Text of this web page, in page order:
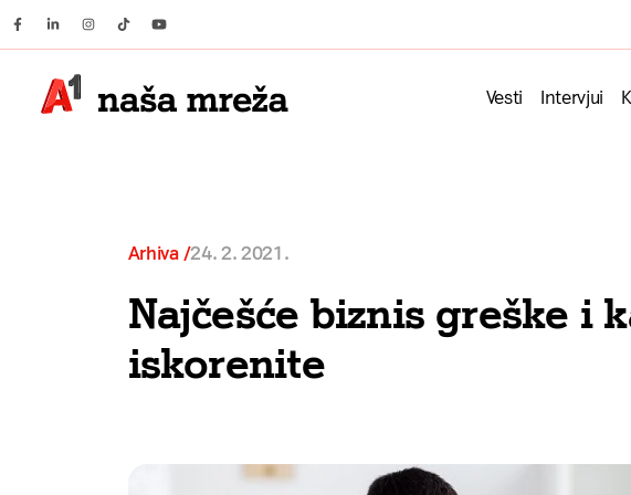
Facebook
LinkedinInstagram
TiktokYoutube
Vesti Intervjui
Arhiva 24. 2. 2021.
Najčešće biznis greške i
iskorenite